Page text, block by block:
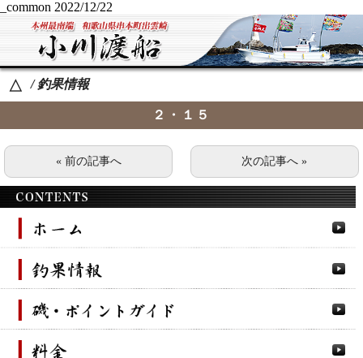
_common 2022/12/22
△ / 釣果情報
２・１５
« 前の記事へ 次の記事へ »